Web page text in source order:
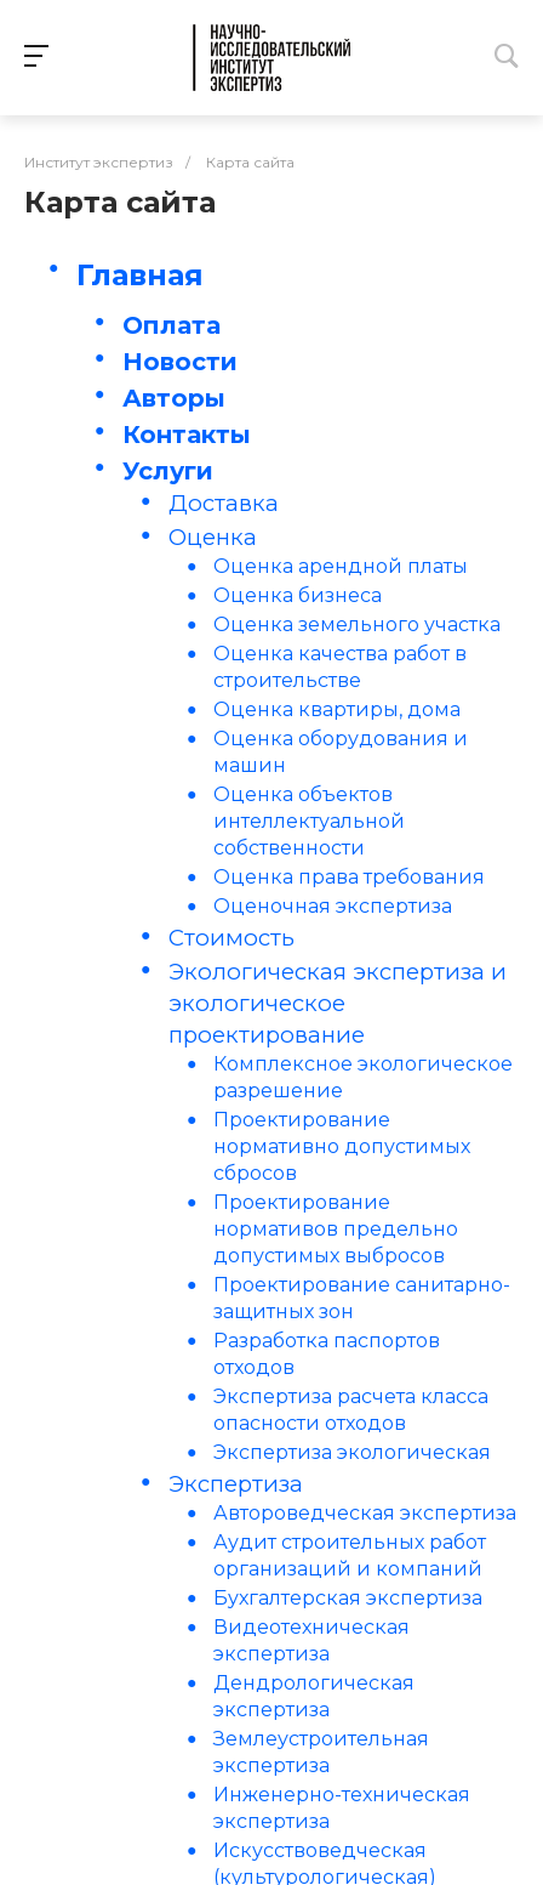
Институт экспертиз / Карта сайта
Карта сайта
Главная
Оплата
Новости
Авторы
Контакты
Услуги
Доставка
Оценка
Оценка арендной платы
Оценка бизнеса
Оценка земельного участка
Оценка качества работ в
строительстве
Оценка квартиры, дома
Оценка оборудования и
машин
Оценка объектов
интеллектуальной
собственности
Оценка права требования
Оценочная экспертиза
Стоимость
Экологическая экспертиза и
экологическое
проектирование
Комплексное экологическое
разрешение
Проектирование
нормативно допустимых
сбросов
Проектирование
нормативов предельно
допустимых выбросов
Проектирование санитарно-
защитных зон
Разработка паспортов
отходов
Экспертиза расчета класса
опасности отходов
Экспертиза экологическая
Экспертиза
Автороведческая экспертиза
Аудит строительных работ
организаций и компаний
Бухгалтерская экспертиза
Видеотехническая
экспертиза
Дендрологическая
экспертиза
Землеустроительная
экспертиза
Инженерно-техническая
экспертиза
Искусствоведческая
(культурологическая)